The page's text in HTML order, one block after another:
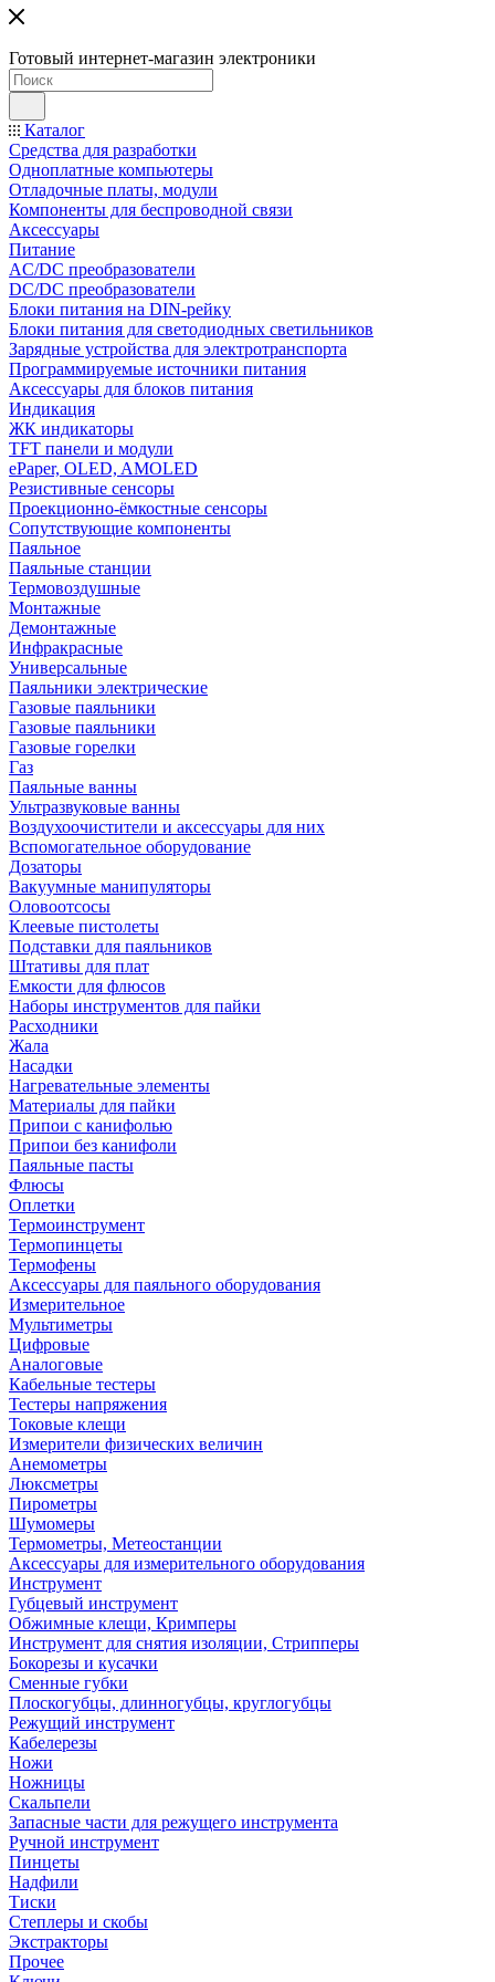
Готовый интернет-магазин электроники
Каталог
Средства для разработки
Одноплатные компьютеры
Отладочные платы, модули
Компоненты для беспроводной связи
Аксессуары
Питание
AC/DC преобразователи
DC/DC преобразователи
Блоки питания на DIN-рейку
Блоки питания для светодиодных светильников
Зарядные устройства для электротранспорта
Программируемые источники питания
Аксессуары для блоков питания
Индикация
ЖК индикаторы
TFT панели и модули
ePaper, OLED, AMOLED
Резистивные сенсоры
Проекционно-ёмкостные сенсоры
Сопутствующие компоненты
Паяльное
Паяльные станции
Термовоздушные
Монтажные
Демонтажные
Инфракрасные
Универсальные
Паяльники электрические
Газовые паяльники
Газовые паяльники
Газовые горелки
Газ
Паяльные ванны
Ультразвуковые ванны
Воздухоочистители и аксессуары для них
Вспомогательное оборудование
Дозаторы
Вакуумные манипуляторы
Оловоотсосы
Клеевые пистолеты
Подставки для паяльников
Штативы для плат
Емкости для флюсов
Наборы инструментов для пайки
Расходники
Жала
Насадки
Нагревательные элементы
Материалы для пайки
Припои с канифолью
Припои без канифоли
Паяльные пасты
Флюсы
Оплетки
Термоинструмент
Термопинцеты
Термофены
Аксессуары для паяльного оборудования
Измерительное
Мультиметры
Цифровые
Аналоговые
Кабельные тестеры
Тестеры напряжения
Токовые клещи
Измерители физических величин
Анемометры
Люксметры
Пирометры
Шумомеры
Термометры, Метеостанции
Аксессуары для измерительного оборудования
Инструмент
Губцевый инструмент
Обжимные клещи, Кримперы
Инструмент для снятия изоляции, Стрипперы
Бокорезы и кусачки
Сменные губки
Плоскогубцы, длинногубцы, круглогубцы
Режущий инструмент
Кабелерезы
Ножи
Ножницы
Скальпели
Запасные части для режущего инструмента
Ручной инструмент
Пинцеты
Надфили
Тиски
Степлеры и скобы
Экстракторы
Прочее